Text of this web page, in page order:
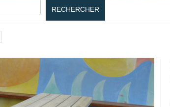
RECHERCHER